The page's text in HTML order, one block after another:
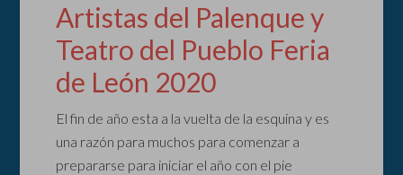
Artistas del Palenque y
Teatro del Pueblo Feria
de León 2020
El fin de año esta a la vuelta de la esquina y es
una razón para muchos para comenzar a
prepararse para iniciar el año con el pie